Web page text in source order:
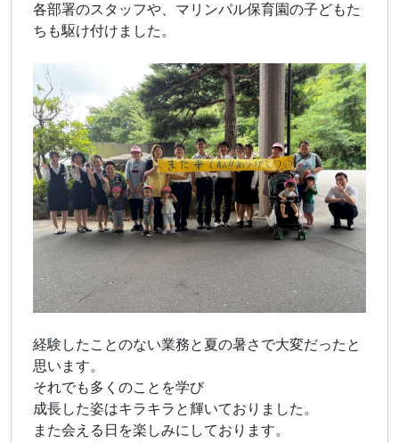
各部署のスタッフや、マリンパル保育園の子どもた
ちも駆け付けました。
経験したことのない業務と夏の暑さで大変だったと
思います。
それでも多くのことを学び
成長した姿はキラキラと輝いておりました。
また会える日を楽しみにしております。